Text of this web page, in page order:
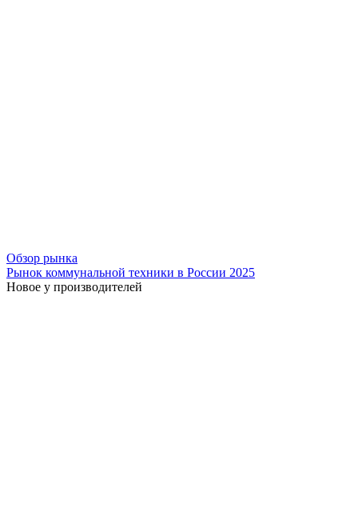
Обзор рынка
Рынок коммунальной техники в России 2025
Новое у производителей